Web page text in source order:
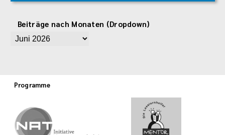
Beiträge nach Monaten (Dropdown)
Programme